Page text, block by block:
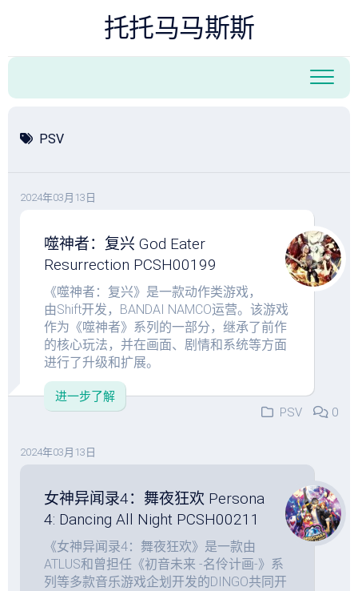
容
托托马马斯斯
搜索
PSV
2024年03月13日
噬神者：复兴 God Eater
Resurrection PCSH00199
《噬神者：复兴》是一款动作类游戏，
由Shift开发，BANDAI NAMCO运营。该游戏
作为《噬神者》系列的一部分，继承了前作
的核心玩法，并在画面、剧情和系统等方面
进行了升级和扩展。
进一步了解
PSV
0
2024年03月13日
女神异闻录4：舞夜狂欢 Persona
4: Dancing All Night PCSH00211
《女神异闻录4：舞夜狂欢》是一款由
ATLUS和曾担任《初音未来 -名伶计画-》系
列等多款音乐游戏企划开发的DINGO共同开